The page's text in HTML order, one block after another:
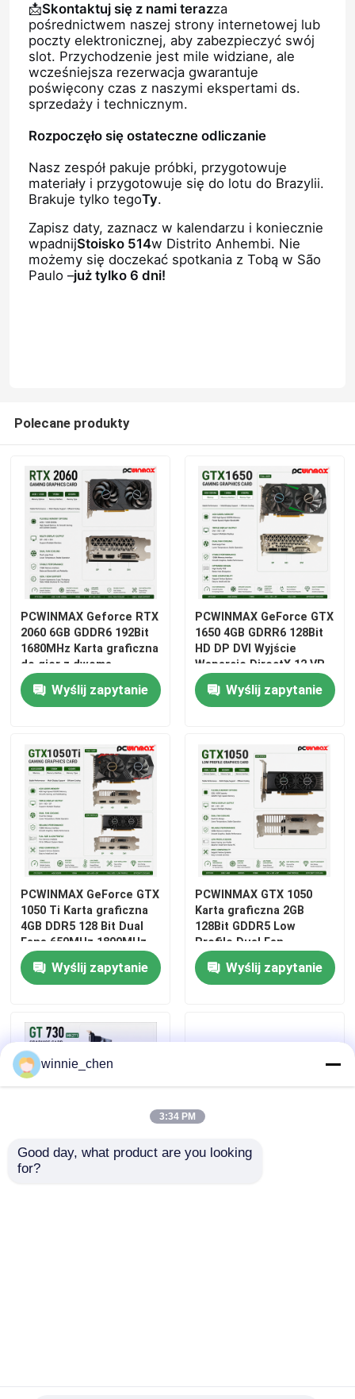
Dom
Produkty
Wycieczka po fabryce
Kontrola jakości
Skontaktuj się z nami
Poprosić o wycenę
Karty graficzne do gier
Górnicza karta graficzna
Pamięć RAM laptopa
Płyta główna Intel do komputera
Karta graficzna z wieloma wyświetlaczami
Karta graficzna MXM
Pamięć RAM do komputerów stacjonarnych
Płyta ITX
📩Skontaktuj się z nami terazza
pośrednictwem naszej strony internetowej lub
poczty elektronicznej, aby zabezpieczyć swój
slot. Przychodzenie jest mile widziane, ale
wcześniejsza rezerwacja gwarantuje
poświęcony czas z naszymi ekspertami ds.
sprzedaży i technicznym.
Rozpoczęło się ostateczne odliczanie
Nasz zespół pakuje próbki, przygotowuje
materiały i przygotowuje się do lotu do Brazylii.
Brakuje tylko tegoTy.
Zapisz daty, zaznacz w kalendarzu i koniecznie
wpadnijStoisko 514w Distrito Anhembi. Nie
możemy się doczekać spotkania z Tobą w São
Paulo –już tylko 6 dni!
Polecane produkty
PCWINMAX Geforce RTX
2060 6GB GDDR6 192Bit
1680MHz Karta graficzna
do gier z dwoma
wentylatorami z
HD/DP/DVIWyślij zapytanie
PCWINMAX GeForce GTX
1650 4GB GDRR6 128Bit
HD DP DVI Wyjście
Wsparcie DirectX 12 VR
Ready OC Karta
graficznaWyślij zapytanie
PCWINMAX GeForce GTX
1050 Ti Karta graficzna
4GB DDR5 128 Bit Dual
Fans 650MHz 1800MHz
Częstotliwość 1050Ti
Desktop GPU
Wyślij zapytanie
PCWINMAX GTX 1050
Karta graficzna 2GB
128Bit GDDR5 Low
Profile Dual Fan
Wyślij zapytanie
Karta graficzna
winnie_chen
3:34 PM
Good day, what product are you looking
for?